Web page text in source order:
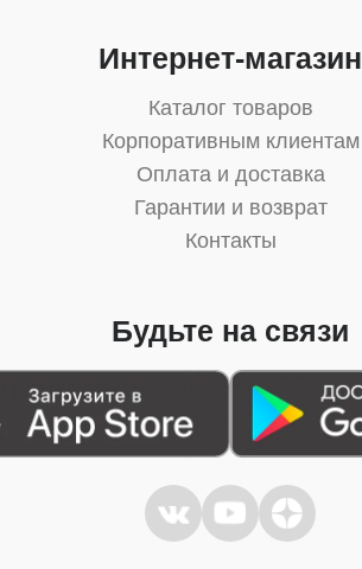
Интернет-магазин
Каталог товаров
Корпоративным клиентам
Оплата и доставка
Гарантии и возврат
Контакты
Будьте на связи